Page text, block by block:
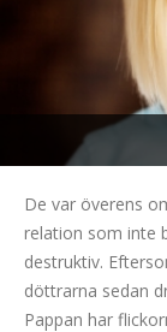
De var överens
relation som inte
destruktiv.
döttrarna sedan
Pappan har